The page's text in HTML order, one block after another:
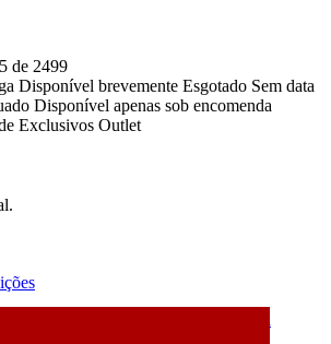
de 2499
Disponível brevemente Esgotado Sem data
Disponível apenas sob encomenda
Exclusivos Outlet